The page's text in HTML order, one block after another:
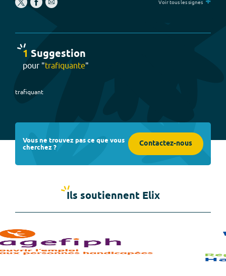
Voir tous les signes
1 Suggestion
pour "trafiquante"
trafiquant
Vous ne trouvez pas ce que vous
cherchez ? Contactez-nous
Ils soutiennent Elix